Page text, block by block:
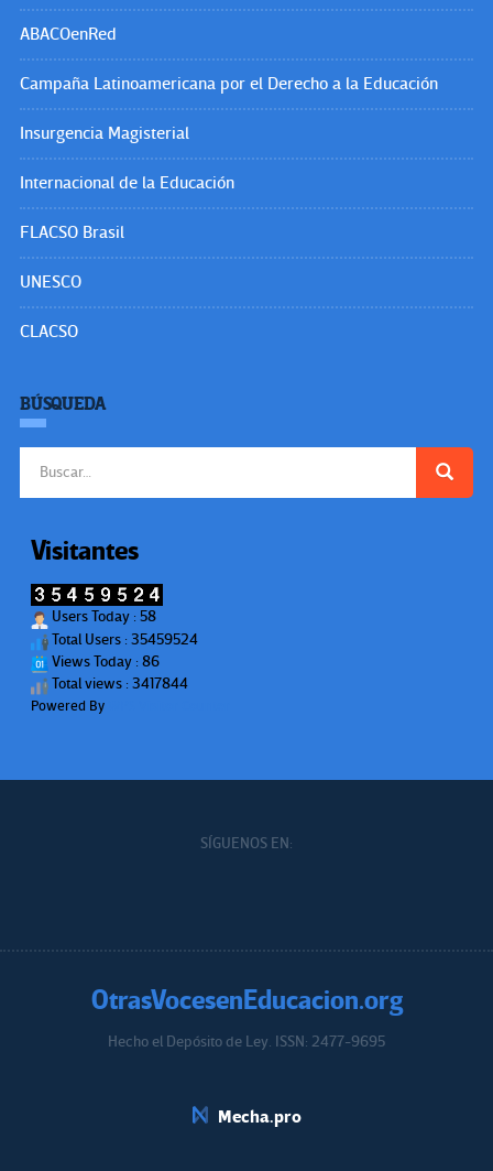
ABACOenRed
Campaña Latinoamericana por el Derecho a la Educación
Insurgencia Magisterial
Internacional de la Educación
FLACSO Brasil
UNESCO
CLACSO
BÚSQUEDA
Visitantes
Users Today : 58
Total Users : 35459524
Views Today : 86
Total views : 3417844
Powered By
SÍGUENOS EN:
OtrasVocesenEducacion.org
Hecho el Depósito de Ley. ISSN: 2477-9695
Mecha.pro